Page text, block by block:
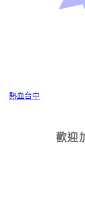
熱血台中
歡迎